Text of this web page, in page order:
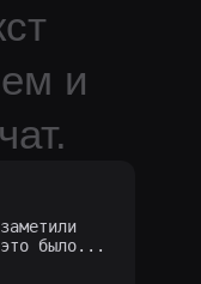
и
было...